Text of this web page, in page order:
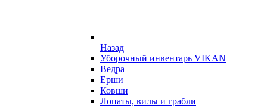
Назад
Уборочный инвентарь VIKAN
Ведра
Ерши
Ковши
Лопаты, вилы и грабли